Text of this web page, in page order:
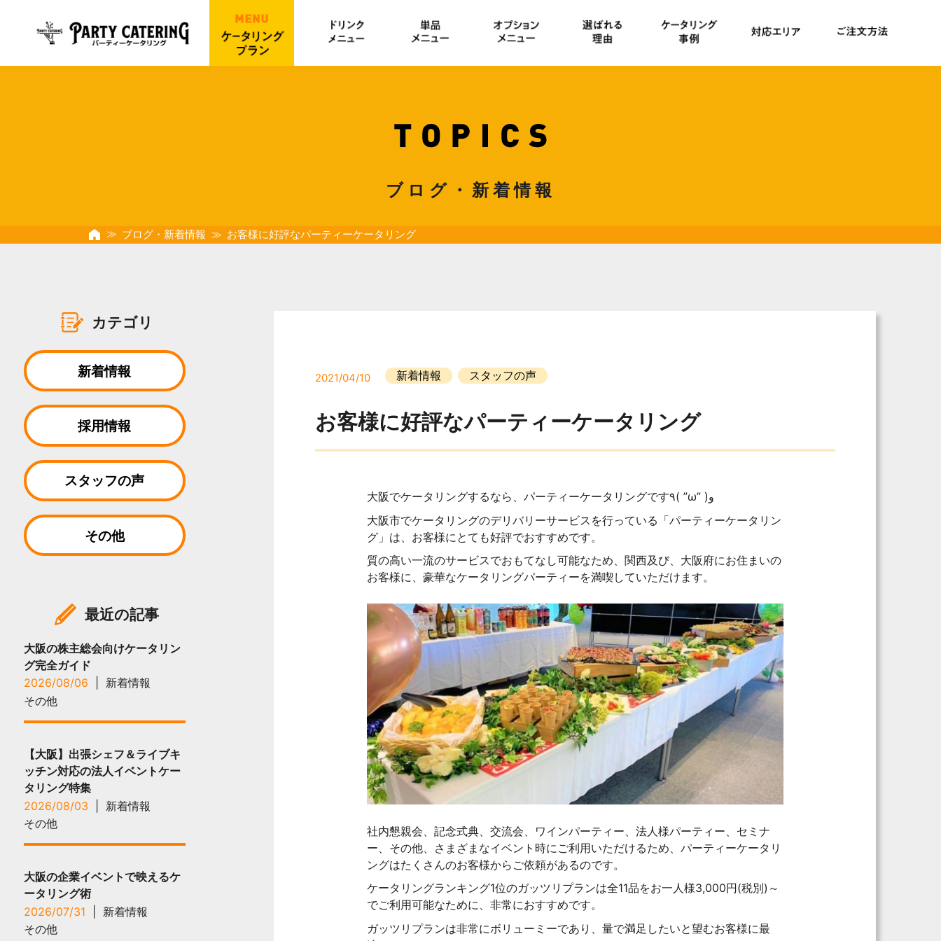
ブログ・新着情報
ブログ・新着情報 お客様に好評なパーティーケータリング
2021/04/10 新着情報 スタッフの声
お客様に好評なパーティーケータリング
大阪でケータリングするなら、パーティーケータリングです٩( ”ω” )و
大阪市でケータリングのデリバリーサービスを行っている「パーティーケータリン
グ」は、お客様にとても好評でおすすめです。
質の高い一流のサービスでおもてなし可能なため、関西及び、大阪府にお住まいの
お客様に、豪華なケータリングパーティーを満喫していただけます。
社内懇親会、記念式典、交流会、ワインパーティー、法人様パーティー、セミナ
ー、その他、さまざまなイベント時にご利用いただけるため、パーティーケータリ
ングはたくさんのお客様からご依頼があるのです。
ケータリングランキング1位のガッツリプランは全11品をお一人様3,000円(税別)～
でご利用可能なために、非常におすすめです。
ガッツリプランは非常にボリューミーであり、量で満足したいと望むお客様に最
カテゴリ
新着情報
採用情報
スタッフの声
その他
最近の記事
大阪の株主総会向けケータリン
グ完全ガイド
2026/08/06
新着情報
その他
【大阪】出張シェフ＆ライブキ
ッチン対応の法人イベントケー
タリング特集
2026/08/03
新着情報
その他
大阪の企業イベントで映えるケ
ータリング術
2026/07/31
新着情報
その他